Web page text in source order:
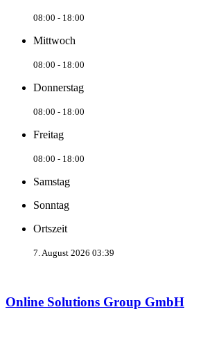
08:00 - 18:00
Mittwoch
08:00 - 18:00
Donnerstag
08:00 - 18:00
Freitag
08:00 - 18:00
Samstag
Sonntag
Ortszeit
7. August 2026 03:39
Online Solutions Group GmbH